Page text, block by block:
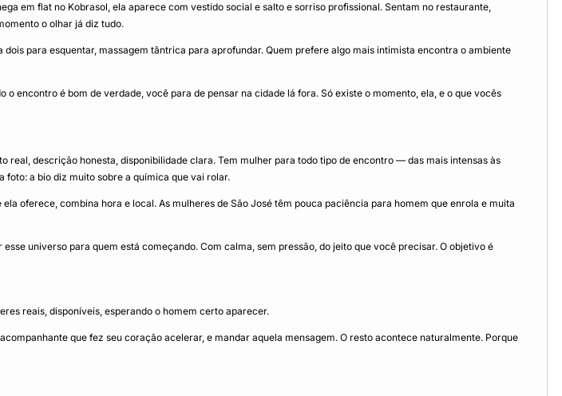
em flat no Kobrasol, ela aparece com vestido social e salto e sorriso profissional. Sentam no restaurante,
o olhar já diz tudo.
para esquentar, massagem tântrica para aprofundar. Quem prefere algo mais intimista encontra o ambiente
encontro é bom de verdade, você para de pensar na cidade lá fora. Só existe o momento, ela, e o que vocês
descrição honesta, disponibilidade clara. Tem mulher para todo tipo de encontro — das mais intensas às
foto: a bio diz muito sobre a química que vai rolar.
oferece, combina hora e local. As mulheres de São José têm pouca paciência para homem que enrola e muita
universo para quem está começando. Com calma, sem pressão, do jeito que você precisar. O objetivo é
reais, disponíveis, esperando o homem certo aparecer.
que fez seu coração acelerar, e mandar aquela mensagem. O resto acontece naturalmente. Porque